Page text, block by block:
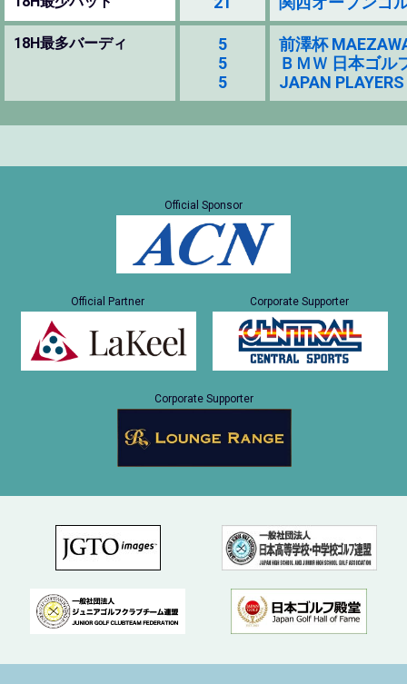
18H最多バーディ
5
5
5
前澤杯
ＢＭＷ 日本ゴ
JAPAN
Official Sponsor
Official Partner Corporate Supporter
Corporate Supporter